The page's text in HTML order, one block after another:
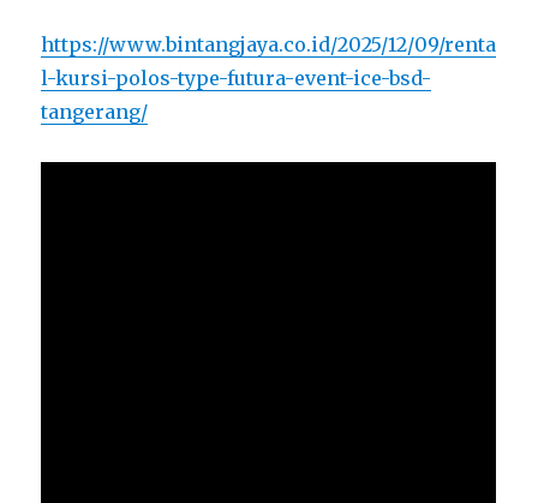
https://www.bintangjaya.co.id/2025/12/09/renta
l-kursi-polos-type-futura-event-ice-bsd-
tangerang/